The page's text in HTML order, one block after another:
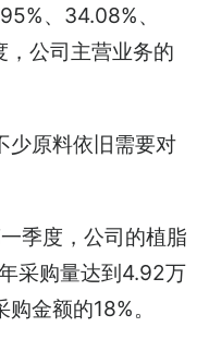
、34.08%、
公司主营业务的
少原料依旧需要对
季度，公司的植脂
采购量达到4.92万
金额的18%。